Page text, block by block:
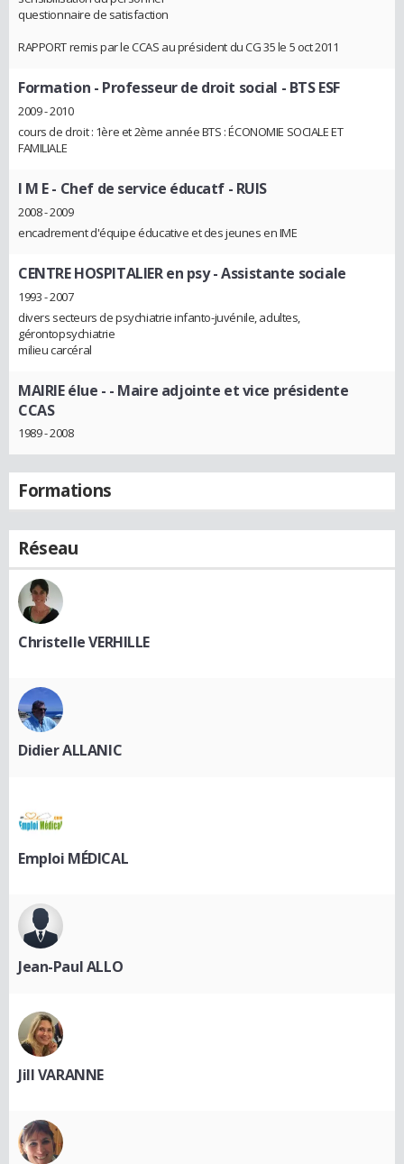
questionnaire de satisfaction
RAPPORT remis par le CCAS au président du CG 35 le 5 oct 2011
Formation - Professeur de droit social - BTS ESF
2009 - 2010
cours de droit : 1ère et 2ème année BTS : ÉCONOMIE SOCIALE ET
FAMILIALE
I M E- Chef de service éducatf - RUIS
2008 - 2009
encadrement d'équipe éducative et des jeunes en IME
CENTRE HOSPITALIER en psy- Assistante sociale
1993 - 2007
divers secteurs de psychiatrie infanto-juvénile, adultes,
gérontopsychiatrie
milieu carcéral
MAIRIE élue - - Maire adjointe et vice présidente
CCAS
1989 - 2008
Formations
Réseau
Christelle VERHILLE
Didier ALLANIC
Emploi MÉDICAL
Jean-Paul ALLO
Jill VARANNE